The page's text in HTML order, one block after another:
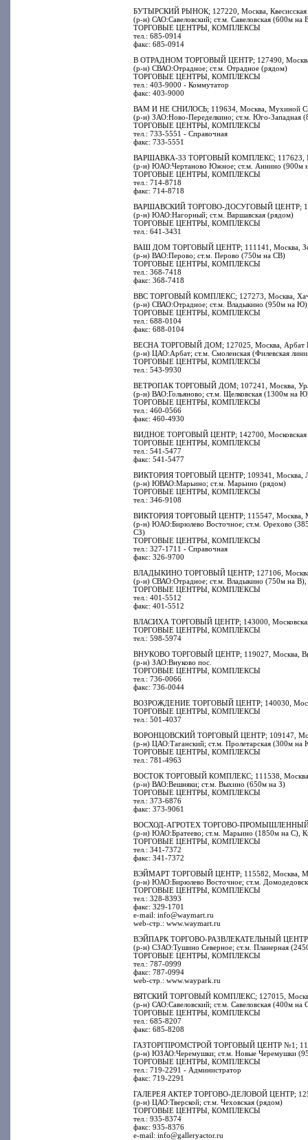
БУТЫРСКИЙ РЫНОК; 127220, Москва, Квесисская
(р-н) САО:Савеловский; ст.м. Савеловская (600м на
ТОРГОВЫЕ ЦЕНТРЫ, КОМПЛЕКСЫ
тел.: 685-0914
факс: 685-0914
В ОТРАДНОМ ТОРГОВЫЙ ЦЕНТР; 127490, Москва,
(р-н) СВАО:Отрадное; ст.м. Отрадное (рядом)
ТОРГОВЫЕ ЦЕНТРЫ, КОМПЛЕКСЫ
тел.: 403-9000 - Коммутатор
факс: 403-9000
ВАМ И НЕ СНИЛОСЬ; 119634, Москва, Мухиной
(р-н) ЗАО:Ново-Переделкино; ст.м. Юго-Западная
ТОРГОВЫЕ ЦЕНТРЫ, КОМПЛЕКСЫ
тел.: 733-5551 - Справочная
факс: 733-5551
ВАРШАВКА-33 ТОРГОВЫЙ КОМПЛЕКС; 117623,
(р-н) ЮАО:Чертаново Южное; ст.м. Аннино (900м
ТОРГОВЫЕ ЦЕНТРЫ, КОМПЛЕКСЫ
тел.: 714-8718
факс: 714-8718
ВАРШАВСКИЙ ТОРГОВО-ДОСУГОВЫЙ ЦЕНТР;
(р-н) ЮАО:Нагорный; ст.м. Варшавская (рядом)
ТОРГОВЫЕ ЦЕНТРЫ, КОМПЛЕКСЫ
тел.: 641-3431
ВАШ ДОМ ТОРГОВЫЙ ЦЕНТР; 111141, Москва,
(р-н) ВАО:Перово; ст.м. Перово (750м на СВ)
ТОРГОВЫЕ ЦЕНТРЫ, КОМПЛЕКСЫ
тел.: 368-7418
факс: 368-7418
ВВС ТОРГОВЫЙ КОМПЛЕКС; 127273, Москва,
(р-н) СВАО:Отрадное; ст.м. Владыкино (950м на
ТОРГОВЫЕ ЦЕНТРЫ, КОМПЛЕКСЫ
тел.: 688-0104
факс: 688-0104
ВЕСНА ТОРГОВЫЙ ДОМ; 127025, Москва, Арбат
(р-н) ЦАО:Арбат; ст.м. Смоленская (Филевская
ТОРГОВЫЕ ЦЕНТРЫ, КОМПЛЕКСЫ
тел.: 543-9930
ВЕТРОПАК ТОРГОВЫЙ ДОМ; 107241, Москва,
(р-н) ВАО:Гольяново; ст.м. Щелковская (1300м на
ТОРГОВЫЕ ЦЕНТРЫ, КОМПЛЕКСЫ
тел.: 460-0566
факс: 460-4930
ВИДНОЕ ТОРГОВЫЙ ЦЕНТР; 142700, Московская
ТОРГОВЫЕ ЦЕНТРЫ, КОМПЛЕКСЫ
тел.: 541-5477
факс: 541-5477
ВИКТОРИЯ ТОРГОВЫЙ ЦЕНТР; 109341, Москва,
(р-н) ЮВАО:Марьино; ст.м. Марьино (рядом)
ТОРГОВЫЕ ЦЕНТРЫ, КОМПЛЕКСЫ
тел.: 346-9108
ВИКТОРИЯ ТОРГОВЫЙ ЦЕНТР; 115547, Москва,
(р-н) ЮАО:Бирюлево Восточное; ст.м. Орехово
СЗ)
ТОРГОВЫЕ ЦЕНТРЫ, КОМПЛЕКСЫ
тел.: 327-1711 - Справочная
факс: 326-9700
ВЛАДЫКИНО ТОРГОВЫЙ ЦЕНТР; 127106, Москва,
(р-н) СВАО:Отрадное; ст.м. Владыкино (750м на
ТОРГОВЫЕ ЦЕНТРЫ, КОМПЛЕКСЫ
тел.: 401-5512
факс: 401-5512
ВЛАСИХА ТОРГОВЫЙ ЦЕНТР; 143000, Московская
ТОРГОВЫЕ ЦЕНТРЫ, КОМПЛЕКСЫ
тел.: 598-5974
ВНУКОВО ТОРГОВЫЙ ЦЕНТР; 119027, Москва,
(р-н) ЗАО:Внуково пос.
ТОРГОВЫЕ ЦЕНТРЫ, КОМПЛЕКСЫ
тел.: 736-0066
факс: 736-0044
ВОЗРОЖДЕНИЕ ТОРГОВЫЙ ЦЕНТР; 140030,
ТОРГОВЫЕ ЦЕНТРЫ, КОМПЛЕКСЫ
тел.: 501-4037
ВОРОНЦОВСКИЙ ТОРГОВЫЙ ЦЕНТР; 109147,
(р-н) ЦАО:Таганский; ст.м. Пролетарская (300м
ТОРГОВЫЕ ЦЕНТРЫ, КОМПЛЕКСЫ
тел.: 781-4963
ВОСТОК ТОРГОВЫЙ КОМПЛЕКС; 111538, Москва,
(р-н) ВАО:Вешняки; ст.м. Выхино (650м на З)
ТОРГОВЫЕ ЦЕНТРЫ, КОМПЛЕКСЫ
тел.: 373-6876
факс: 373-9061
ВОСХОД-АГРОТЕХ ТОРГОВО-ПРОМЫШЛЕННЫЙ
(р-н) ЮАО:Братеево; ст.м. Марьино (1850м на С),
ТОРГОВЫЕ ЦЕНТРЫ, КОМПЛЕКСЫ
тел.: 341-7372
факс: 341-7372
ВЭЙМАРТ ТОРГОВЫЙ ЦЕНТР; 115582, Москва,
(р-н) ЮАО:Бирюлево Восточное; ст.м.
ТОРГОВЫЕ ЦЕНТРЫ, КОМПЛЕКСЫ
тел.: 328-8393
факс: 329-1701
e-mail: info@waymart.ru
web-стр.: www.waymart.ru
ВЭЙПАРК ТОРГОВО-РАЗВЛЕКАТЕЛЬНЫЙ ЦЕНТР;
(р-н) СЗАО:Тушино Северное; ст.м. Планерная
ТОРГОВЫЕ ЦЕНТРЫ, КОМПЛЕКСЫ
тел.: 787-0999
факс: 787-0994
web-стр.: www.waypark.ru
ВЯТСКИЙ ТОРГОВЫЙ КОМПЛЕКС; 127015, Москва,
(р-н) САО:Савеловский; ст.м. Савеловская (400м на
ТОРГОВЫЕ ЦЕНТРЫ, КОМПЛЕКСЫ
тел.: 685-8207
факс: 685-8208
ГАЗТОРГПРОМСТРОЙ ТОРГОВЫЙ ЦЕНТР №1;
(р-н) ЮЗАО:Черемушки; ст.м. Новые Черемушки
ТОРГОВЫЕ ЦЕНТРЫ, КОМПЛЕКСЫ
тел.: 719-2291 - Администратор
факс: 719-2291
ГАЛЕРЕЯ АКТЕР ТОРГОВО-ДЕЛОВОЙ ЦЕНТР;
(р-н) ЦАО:Тверской; ст.м. Чеховская (рядом)
ТОРГОВЫЕ ЦЕНТРЫ, КОМПЛЕКСЫ
тел.: 935-8374
факс: 935-8376
e-mail: info@galleryactor.ru